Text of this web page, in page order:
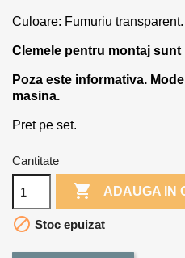
Culoare: Fumuriu transparent.
Clemele pentru montaj sunt
Poza este informativa.
masina.
Pret pe set.
Cantitate
 ADAUGA IN
 Stoc epuizat